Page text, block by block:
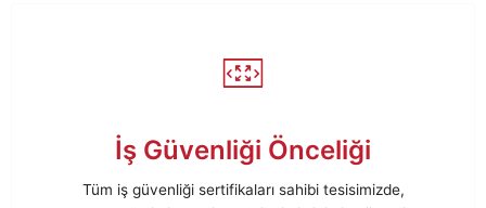
İş Güvenliği Önceliği
Tüm iş güvenliği sertifikaları sahibi tesisimizde,